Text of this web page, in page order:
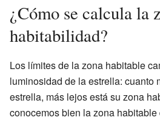
¿Cómo se calcula la
habitabilidad?
Los límites de la zona habitable
luminosidad de la estrella: cuanto
estrella, más lejos está su zona
conocemos bien la zona